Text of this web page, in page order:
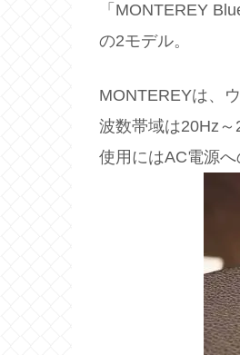
「MONTEREY
の2モデル。
MONTEREYは、
波数帯域は20Hz
使用にはAC電源へ